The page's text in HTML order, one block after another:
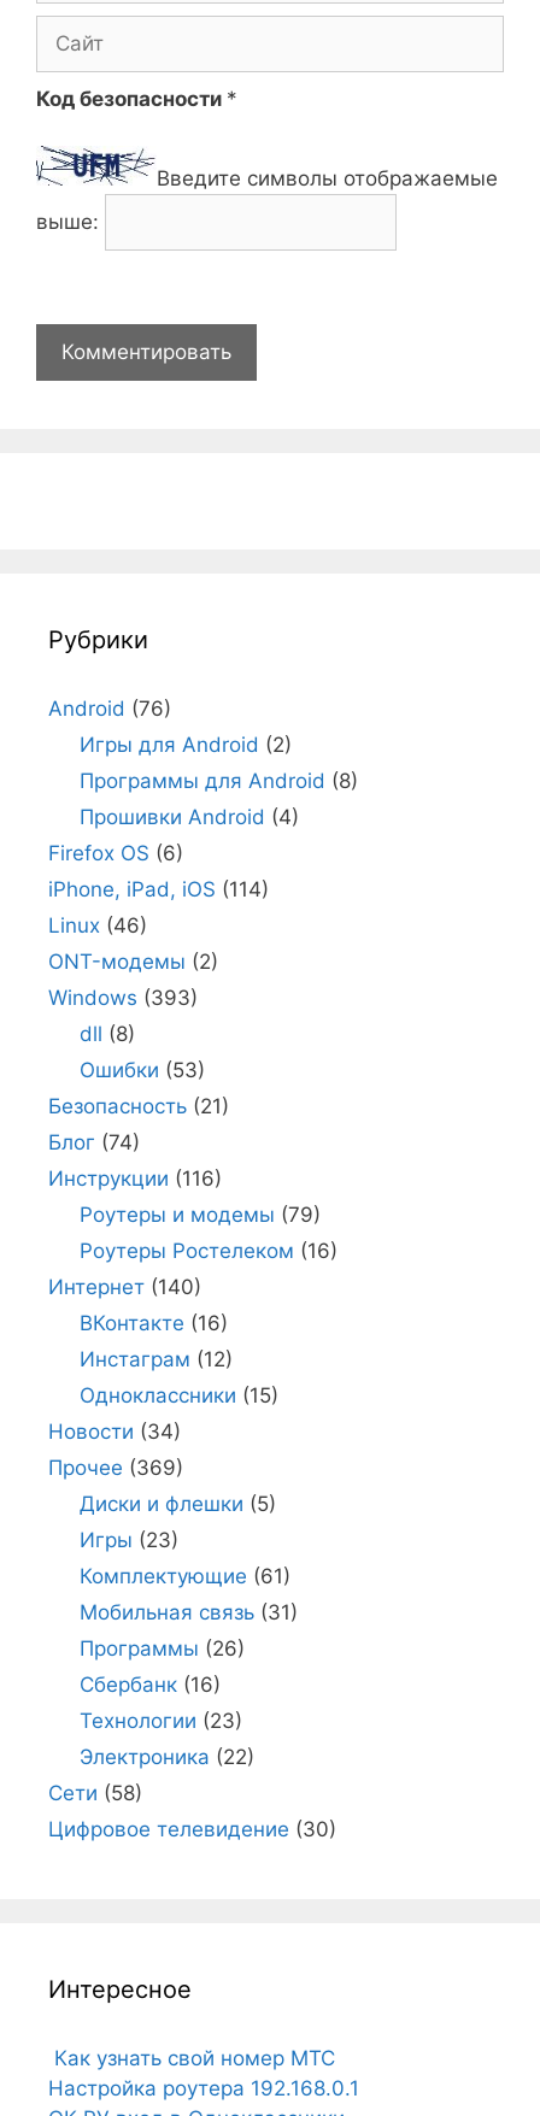
Сайт
Код безопасности *
Введите символы отображаемые
выше:
Рубрики
Android (76)
Игры для Android (2)
Программы для Android (8)
Прошивки Android (4)
Firefox OS (6)
iPhone, iPad, iOS (114)
Linux (46)
ONT-модемы (2)
Windows (393)
dll (8)
Ошибки (53)
Безопасность (21)
Блог (74)
Инструкции (116)
Роутеры и модемы (79)
Роутеры Ростелеком (16)
Интернет (140)
ВКонтакте (16)
Инстаграм (12)
Одноклассники (15)
Новости (34)
Прочее (369)
Диски и флешки (5)
Игры (23)
Комплектующие (61)
Мобильная связь(31)
Программы (26)
Сбербанк(16)
Технологии (23)
Электроника (22)
Сети (58)
Цифровое телевидение (30)
Интересное
Как узнать свой номер МТС
Настройка роутера 192.168.0.1